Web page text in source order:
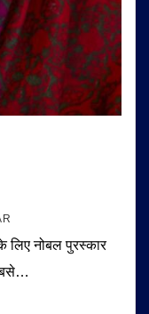
लिए नोबल पुरस्कार